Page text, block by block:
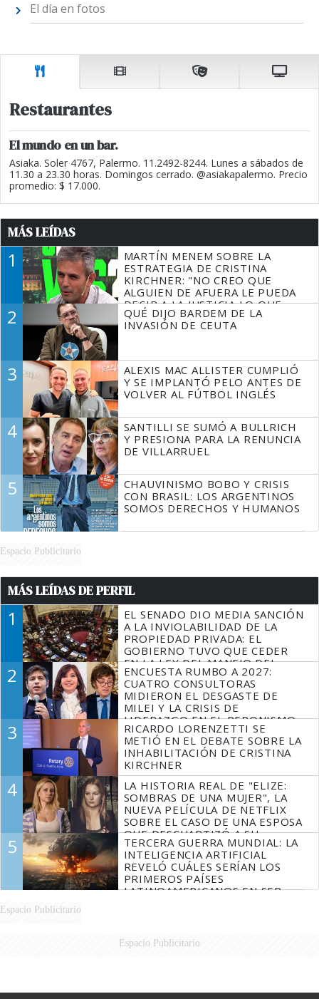
El día en fotos
Restaurantes
El mundo en un bar.
Asiaka. Soler 4767, Palermo. 11.2492-8244. Lunes a sábados de
11.30 a 23.30 horas. Domingos cerrado. @asiakapalermo. Precio
promedio: $ 17.000.
MÁS LEÍDAS
1
MARTÍN MENEM SOBRE LA
ESTRATEGIA DE CRISTINA
KIRCHNER: "NO CREO QUE
ALGUIEN DE AFUERA LE PUEDA
DECIR A LA JUSTICIA LO QUE
TIENE QUE HACER"
2
QUÉ DIJO BARDEM DE LA
INVASIÓN DE CEUTA
3
ALEXIS MAC ALLISTER CUMPLIÓ
Y SE IMPLANTÓ PELO ANTES DE
VOLVER AL FÚTBOL INGLÉS
4
SANTILLI SE SUMÓ A BULLRICH
Y PRESIONA PARA LA RENUNCIA
DE VILLARRUEL
5
CHAUVINISMO BOBO Y CRISIS
CON BRASIL: LOS ARGENTINOS
SOMOS DERECHOS Y HUMANOS
Espacio Publicitario
MÁS LEÍDAS DE PERFIL
1
EL SENADO DIO MEDIA SANCIÓN
A LA INVIOLABILIDAD DE LA
PROPIEDAD PRIVADA: EL
GOBIERNO TUVO QUE CEDER
EN LA LEY DEL MANEJO DEL
FUEGO
2
ENCUESTA RUMBO A 2027:
CUATRO CONSULTORAS
MIDIERON EL DESGASTE DE
MILEI Y LA CRISIS DE
LIDERAZGO EN EL PERONISMO
3
RICARDO LORENZETTI SE
METIÓ EN EL DEBATE SOBRE LA
INHABILITACIÓN DE CRISTINA
KIRCHNER
4
LA HISTORIA REAL DE "ELIZE:
SOMBRAS DE UNA MUJER", LA
NUEVA PELÍCULA DE NETFLIX
SOBRE EL CASO DE UNA ESPOSA
QUE DESCUARTIZÓ A SU
MARIDO
5
TERCERA GUERRA MUNDIAL: LA
INTELIGENCIA ARTIFICIAL
REVELÓ CUÁLES SERÍAN LOS
PRIMEROS PAÍSES
LATINOAMERICANOS EN SER
Espacio Publicitario
Espacio Publicitario